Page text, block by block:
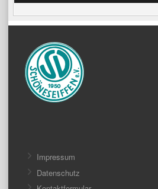
Impressum
Datenschutz